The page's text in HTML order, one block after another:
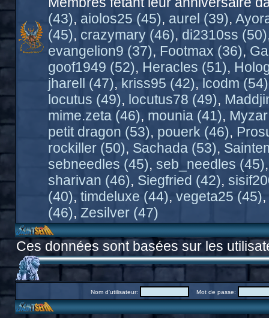
(43), aiolos25 (45), aurel (39),
(45), crazymary (46), di2310ss (50)
evangelion9 (37), Footmax (36),
goof1949 (52), Heracles (51),
jharell (47), kriss95 (42), lcodm (54)
locutus (49), locutus78 (49),
mime.zeta (46), mounia (41),
petit dragon (53), pouerk (46),
rockiller (50), Sachada (53),
sebneedles (45), seb_needles (45)
sharivan (46), Siegfried (42),
(40), timdeluxe (44), vegeta25 (45),
(46), Zesilver (47)
Ces données sont basées sur les
Nom d'utilisateur: Mot de passe: